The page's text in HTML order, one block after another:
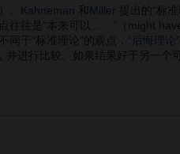
。 Kahneman 和 Miller 提出的“标
往往是“本来可以……”（might
于“标准理论”的观点，“ 后悔理论
进行比较。如果结果好于另一个